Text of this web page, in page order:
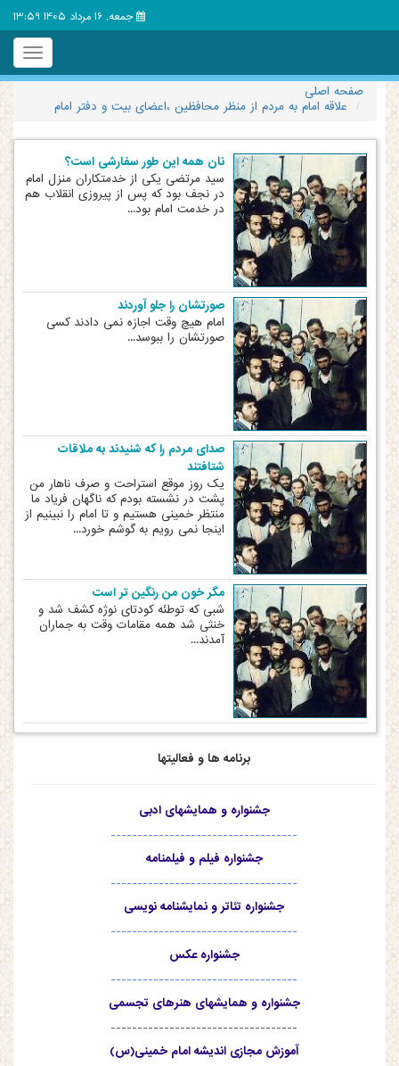
جمعه, 16 مرداد 1405 13:59
Toggle
صفحه اصلی
علاقه امام به مردم از منظر محافظین ،اعضای بیت و دفتر امام
نان همه این طور سفارشی است؟
سید مرتضی یکی از خدمتکاران منزل امام
در نجف بود که پس از پیروزی انقلاب هم
در خدمت امام بود...
صورتشان را جلو آوردند
امام هیچ وقت اجازه نمی دادند کسی
صورتشان را ببوسد...
صدای مردم را که شنیدند به ملاقات
شتافتند
یک روز موقع استراحت و صرف ناهار من
پشت در نشسته بودم که ناگهان فریاد ما
منتظر خمینی هستیم و تا امام را نبینیم از
اینجا نمی رویم به گوشم خورد...
مگر خون من رنگین تر است
شبی که توطئه کودتای نوژه کشف شد و
خنثی شد همه مقامات وقت به جماران
آمدند...
برنامه ها و فعالیتها
جشنواره و همایشهای ادبی
-----------------------------------
جشنواره فیلم و فیلمنامه
-----------------------------------
جشنواره تئاتر و نمایشنامه نویسی
-----------------------------------
جشنواره عکس
-----------------------------------
جشنواره و همایشهای هنرهای تجسمی
-----------------------------------
آموزش مجازی اندیشه امام خمینی(س)